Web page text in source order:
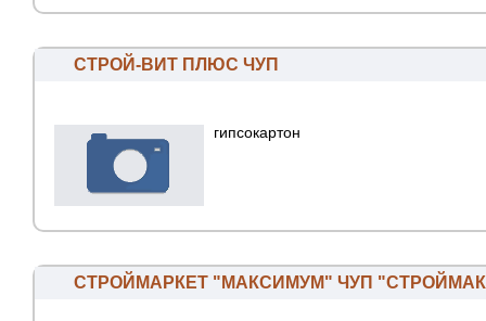
СТРОЙ-ВИТ ПЛЮС ЧУП
гипсокартон
СТРОЙМАРКЕТ "МАКСИМУМ" ЧУП